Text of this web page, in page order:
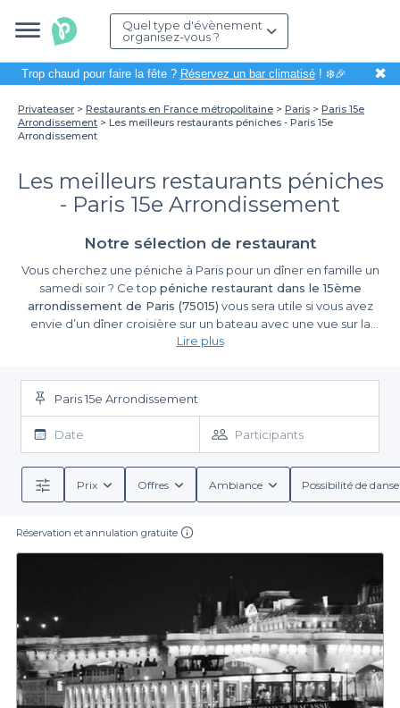
Quel type d'évènement
organisez-vous ?
Trop chaud pour faire la fête ? Réservez un bar climatisé! ❄️🎉 ✖
Privateaser Restaurants en France métropolitaine Paris
Paris 15e
Arrondissement
Les meilleurs restaurants péniches - Paris 15e
Arrondissement
Les meilleurs restaurants péniches
- Paris 15e Arrondissement
Notre sélection de restaurant
Vous cherchez une péniche à Paris pour un dîner en famille un
samedi soir ? Ce top péniche restaurant dans le 15ème
arrondissement de Paris (75015) vous sera utile si vous avez
envie d’un dîner croisière sur un bateau avec une vue sur la
Seine. Situé sur la rive gauche du fleuve, dans le sud-ouest de la
d’un large choix de restaurants péniches. Comment être sûr que
l’établissement choisi sera à la hauteur une fois le jour fatidique
arrivé ? Pas de panique, nous n’avons gardé que les meilleures
pour constituer ce top. Choisissez entre les péniches au cœur
ou île aux Cygnes. Grâce à cettesélection des meilleures
péniches restaurants dans le 15ème arrondissement de Paris
(75015), vous pouvez être sûrs que vos attentes seront comblées
d’exception. Alors ça vous tente une croisière gourmande ?
Toutes les occasions sont bonnes pour se retrouver sur une
péniche à Paris près du port.
Vous pouvez aussi trouver un hôtel péniche au bord de la Seine
dans cette liste. Appréciez la vue sur la Tour Eiffel tout en
naviguant sur la Seine et en dégustant un succulent dîner.
Chaque établissement vous plonge dans une ambiance
chaleureuse et animée. Certains disposent de différentes salles
ou d’une piscine flottante avec terrasse. Dans chaque adresse,
le chef vous propose au menu des plats succulents, une
Lire plus
Paris 15e Arrondissement
Date Participants
Prix Offres Ambiance Possibilité de
Réservation et annulation gratuite